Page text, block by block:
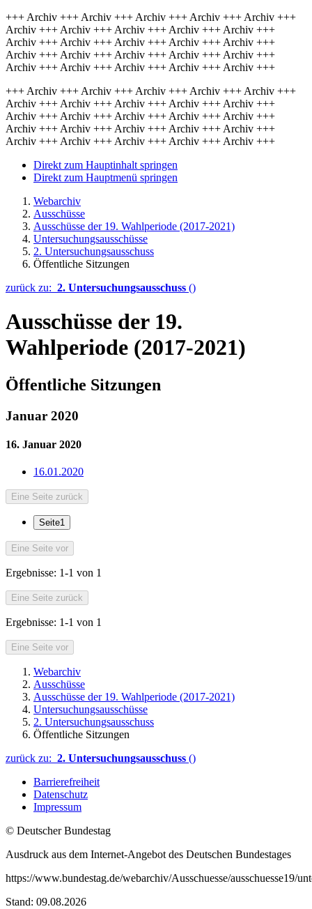
+++ Archiv +++ Archiv +++ Archiv +++ Archiv +++ Archiv +++
Archiv +++ Archiv +++ Archiv +++ Archiv +++ Archiv +++
Archiv +++ Archiv +++ Archiv +++ Archiv +++ Archiv +++
Archiv +++ Archiv +++ Archiv +++ Archiv +++ Archiv +++
Archiv +++ Archiv +++ Archiv +++ Archiv +++ Archiv +++
+++ Archiv +++ Archiv +++ Archiv +++ Archiv +++ Archiv +++
Archiv +++ Archiv +++ Archiv +++ Archiv +++ Archiv +++
Archiv +++ Archiv +++ Archiv +++ Archiv +++ Archiv +++
Archiv +++ Archiv +++ Archiv +++ Archiv +++ Archiv +++
Archiv +++ Archiv +++ Archiv +++ Archiv +++ Archiv +++
Direkt zum Hauptinhalt springen
Direkt zum Hauptmenü springen
Webarchiv
Ausschüsse
Ausschüsse der 19. Wahlperiode (2017-2021)
Untersuchungsausschüsse
2. Untersuchungsausschuss
Öffentliche Sitzungen
zurück zu: 2. Untersuchungsausschuss ()
Ausschüsse der 19.
Wahlperiode (2017-2021)
Öffentliche Sitzungen
Januar 2020
16. Januar 2020
16.01.2020
Eine Seite zurück
Seite1
Eine Seite vor
Ergebnisse: 1-1 von 1
Eine Seite zurück
Ergebnisse: 1-1 von 1
Eine Seite vor
Webarchiv
Ausschüsse
Ausschüsse der 19. Wahlperiode (2017-2021)
Untersuchungsausschüsse
2. Untersuchungsausschuss
Öffentliche Sitzungen
zurück zu: 2. Untersuchungsausschuss ()
Barrierefreiheit
Datenschutz
Impressum
© Deutscher Bundestag
Ausdruck aus dem Internet-Angebot des Deutschen Bundestages
https://www.bundestag.de/webarchiv/Ausschuesse/ausschuesse19/
Stand: 09.08.2026